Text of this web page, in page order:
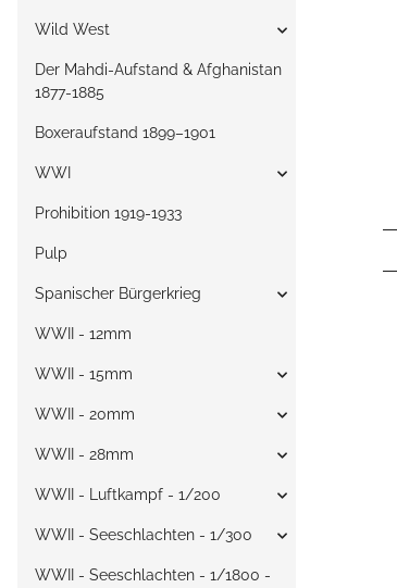
Wild West
Der Mahdi-Aufstand & Afghanistan
1877-1885
Boxeraufstand 1899–1901
WWI
Prohibition 1919-1933
Pulp
Spanischer Bürgerkrieg
WWII - 12mm
WWII - 15mm
WWII - 20mm
WWII - 28mm
WWII - Luftkampf - 1/200
WWII - Seeschlachten - 1/300
WWII - Seeschlachten - 1/1800 -